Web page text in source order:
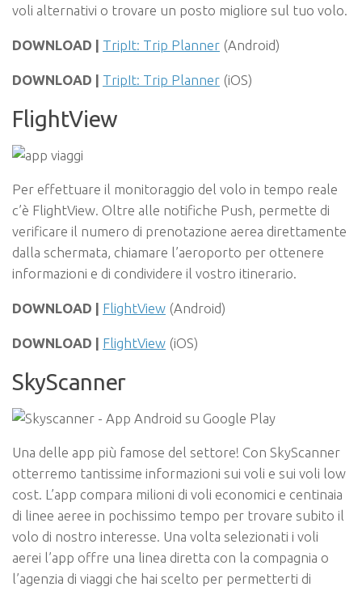
voli alternativi o trovare un posto migliore sul tuo volo.
DOWNLOAD | TripIt: Trip Planner (Android)
DOWNLOAD | TripIt: Trip Planner (iOS)
FlightView
Per effettuare il monitoraggio del volo in tempo reale
c’è FlightView. Oltre alle notifiche Push, permette di
verificare il numero di prenotazione aerea direttamente
dalla schermata, chiamare l’aeroporto per ottenere
informazioni e di condividere il vostro itinerario.
DOWNLOAD | FlightView (Android)
DOWNLOAD | FlightView (iOS)
SkyScanner
Una delle app più famose del settore! Con SkyScanner
otterremo tantissime informazioni sui voli e sui voli low
cost. L’app compara milioni di voli economici e centinaia
di linee aeree in pochissimo tempo per trovare subito il
volo di nostro interesse. Una volta selezionati i voli
aerei l’app offre una linea diretta con la compagnia o
l’agenzia di viaggi che hai scelto per permetterti di